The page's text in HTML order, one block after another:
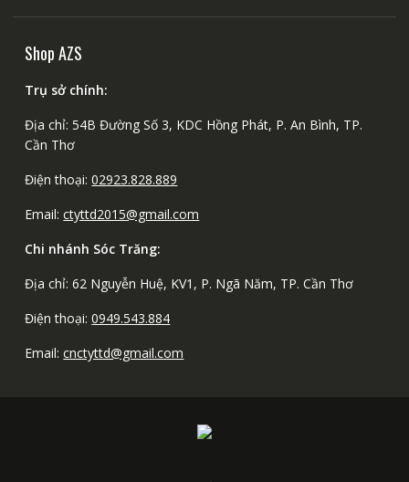
Shop AZS
Trụ sở chính:
Địa chỉ: 54B Đường Số 3, KDC Hồng Phát, P. An Bình, TP.
Cần Thơ
Điện thoại:02923.828.889
Email:ctyttd2015@gmail.com
Chi nhánh Sóc Trăng:
Địa chỉ: 62 Nguyễn Huệ, KV1, P. Ngã Năm, TP. Cần Thơ
Điện thoại:0949.543.884
Email:cnctyttd@gmail.com